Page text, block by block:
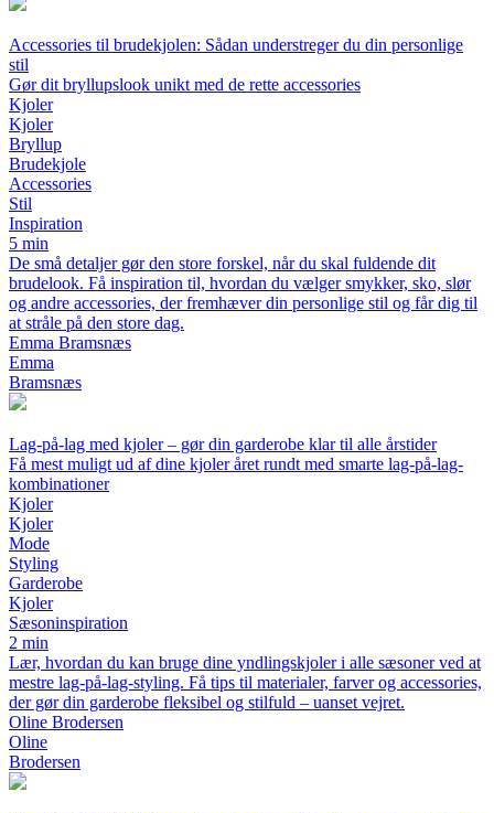
Accessories til brudekjolen: Sådan understreger du din personlige
stil
Gør dit bryllupslook unikt med de rette accessories
Kjoler
Kjoler
Bryllup
Brudekjole
Accessories
Stil
Inspiration
5 min
De små detaljer gør den store forskel, når du skal fuldende dit
brudelook. Få inspiration til, hvordan du vælger smykker, sko, slør
og andre accessories, der fremhæver din personlige stil og får dig til
at stråle på den store dag.
Emma Bramsnæs
Emma
Bramsnæs
Lag-på-lag med kjoler – gør din garderobe klar til alle årstider
Få mest muligt ud af dine kjoler året rundt med smarte lag-på-lag-
kombinationer
Kjoler
Kjoler
Mode
Styling
Garderobe
Kjoler
Sæsoninspiration
2 min
Lær, hvordan du kan bruge dine yndlingskjoler i alle sæsoner ved at
mestre lag-på-lag-styling. Få tips til materialer, farver og accessories,
der gør din garderobe fleksibel og stilfuld – uanset vejret.
Oline Brodersen
Oline
Brodersen